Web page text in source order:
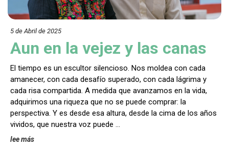
5 de Abril de 2025
Aun en la vejez y las canas
El tiempo es un escultor silencioso. Nos moldea con cada
amanecer, con cada desafío superado, con cada lágrima y
cada risa compartida. A medida que avanzamos en la vida,
adquirimos una riqueza que no se puede comprar: la
perspectiva. Y es desde esa altura, desde la cima de los años
vividos, que nuestra voz puede …
lee más